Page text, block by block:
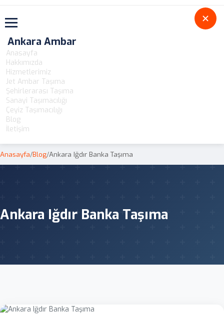
Toggle navigation
Ankara Ambar
Anasayfa
Hakkımızda
Hizmetlerimiz
Jet Ambar Taşıma
Şehirlerarası Taşıma
Sanayi Taşımacılığı
Çeyiz Taşımacılığı
Blog
İletişim
Anasayfa/Blog/Ankara Iğdır Banka Taşıma
Ankara Iğdır Banka Taşıma